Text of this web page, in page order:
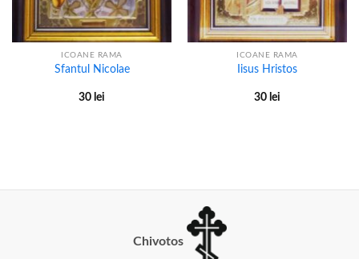
ICOANE RAMA
Sfantul Nicolae
30 lei
ICOANE RAMA
Iisus Hristos
30 lei
Chivotos